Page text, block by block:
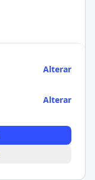
Alterar
Alterar